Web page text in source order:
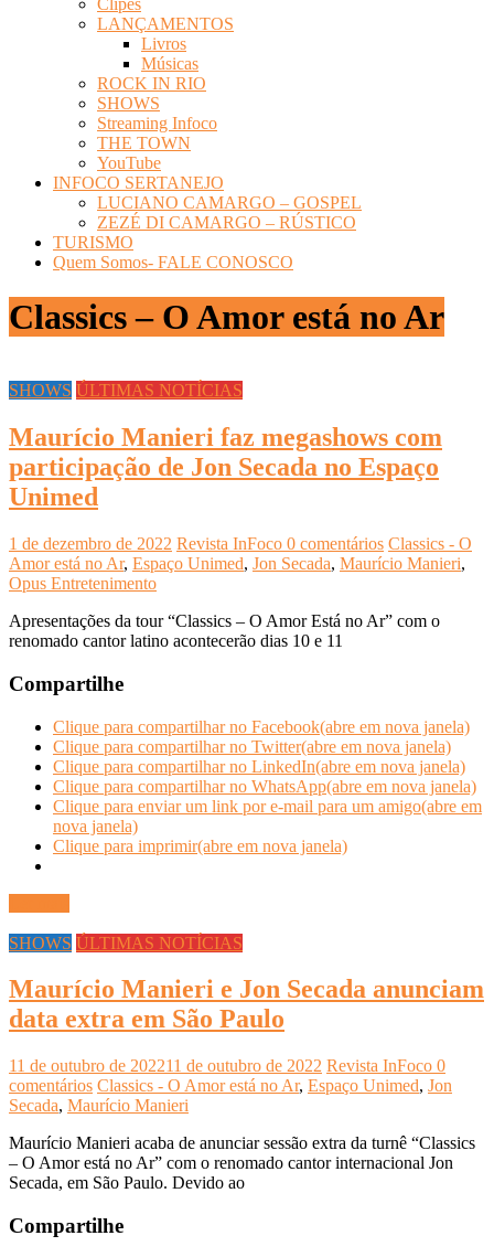
Clipes
LANÇAMENTOS
Livros
Músicas
ROCK IN RIO
SHOWS
Streaming Infoco
THE TOWN
YouTube
INFOCO SERTANEJO
LUCIANO CAMARGO – GOSPEL
ZEZÉ DI CAMARGO – RÚSTICO
TURISMO
Quem Somos- FALE CONOSCO
Classics – O Amor está no Ar
SHOWS ÚLTIMAS NOTÍCIAS
Maurício Manieri faz megashows com
participação de Jon Secada no Espaço
Unimed
1 de dezembro de 2022 Revista InFoco 0 comentários Classics - O
Amor está no Ar, Espaço Unimed, Jon Secada, Maurício Manieri,
Opus Entretenimento
Apresentações da tour “Classics – O Amor Está no Ar” com o
renomado cantor latino acontecerão dias 10 e 11
Compartilhe
Clique para compartilhar no Facebook(abre em nova janela)
Clique para compartilhar no Twitter(abre em nova janela)
Clique para compartilhar no LinkedIn(abre em nova janela)
Clique para compartilhar no WhatsApp(abre em nova janela)
Clique para enviar um link por e-mail para um amigo(abre em
nova janela)
Clique para imprimir(abre em nova janela)
SHOWS ÚLTIMAS NOTÍCIAS
Maurício Manieri e Jon Secada anunciam
data extra em São Paulo
11 de outubro de 202211 de outubro de 2022 Revista InFoco 0
comentários Classics - O Amor está no Ar, Espaço Unimed, Jon
Secada, Maurício Manieri
Maurício Manieri acaba de anunciar sessão extra da turnê “Classics
– O Amor está no Ar” com o renomado cantor internacional Jon
Secada, em São Paulo. Devido ao
Compartilhe